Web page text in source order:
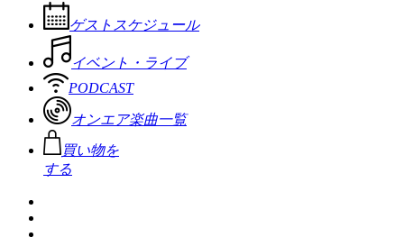
ゲストスケジュール
イベント・ライブ
PODCAST
オンエア楽曲一覧
買い物を
する